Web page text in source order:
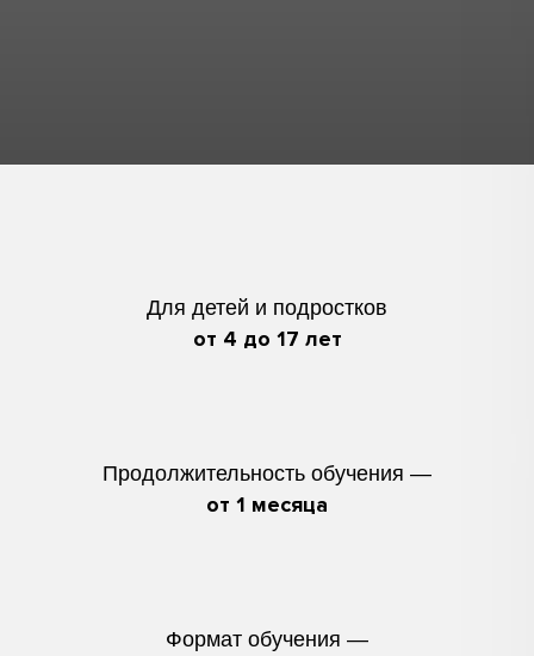
Для детей и подростков
от 4 до 17 лет
Продолжительность обучения —
от 1 месяца
Формат обучения —